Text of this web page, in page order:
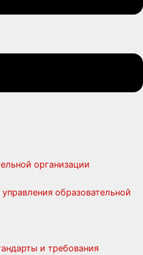
организации
образовательной
и требования